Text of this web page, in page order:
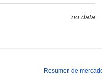
no data
Resumen de